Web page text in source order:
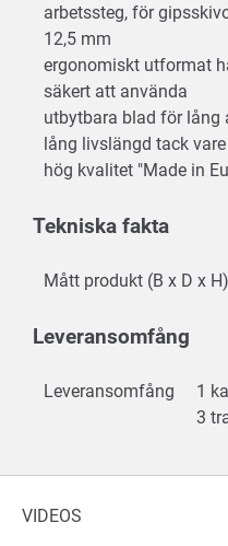
arbetssteg, för
12,5 mm
ergonomiskt utformat
säkert att använda
utbytbara blad för lång
lång livslängd tack
hög kvalitet "Made in
Tekniska fakta
Mått produkt (B x D x H)
Leveransomfång
Leveransomfång
1
3
VIDEOS